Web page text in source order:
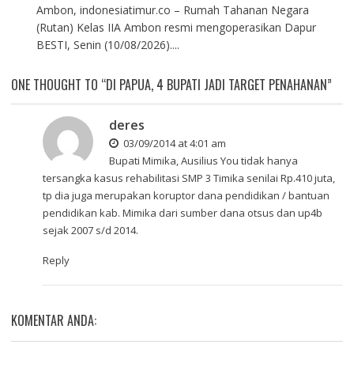
Ambon, indonesiatimur.co – Rumah Tahanan Negara
(Rutan) Kelas IIA Ambon resmi mengoperasikan Dapur
BESTI, Senin (10/08/2026)....
ONE THOUGHT TO “DI PAPUA, 4 BUPATI JADI TARGET PENAHANAN”
deres
03/09/2014 at 4:01 am
Bupati Mimika, Ausilius You tidak hanya
tersangka kasus rehabilitasi SMP 3 Timika senilai Rp.410 juta,
tp dia juga merupakan koruptor dana pendidikan / bantuan
pendidikan kab. Mimika dari sumber dana otsus dan up4b
sejak 2007 s/d 2014.
Reply
KOMENTAR ANDA: